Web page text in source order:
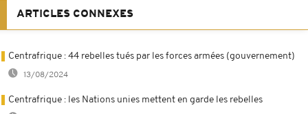
ARTICLES CONNEXES
Centrafrique : 44 rebelles tués par les forces armées (gouvernement)
13/08/2024
Centrafrique : les Nations unies mettent en garde les rebelles